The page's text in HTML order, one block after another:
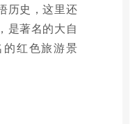
历史，这里还
是著名的大自
红色旅游景